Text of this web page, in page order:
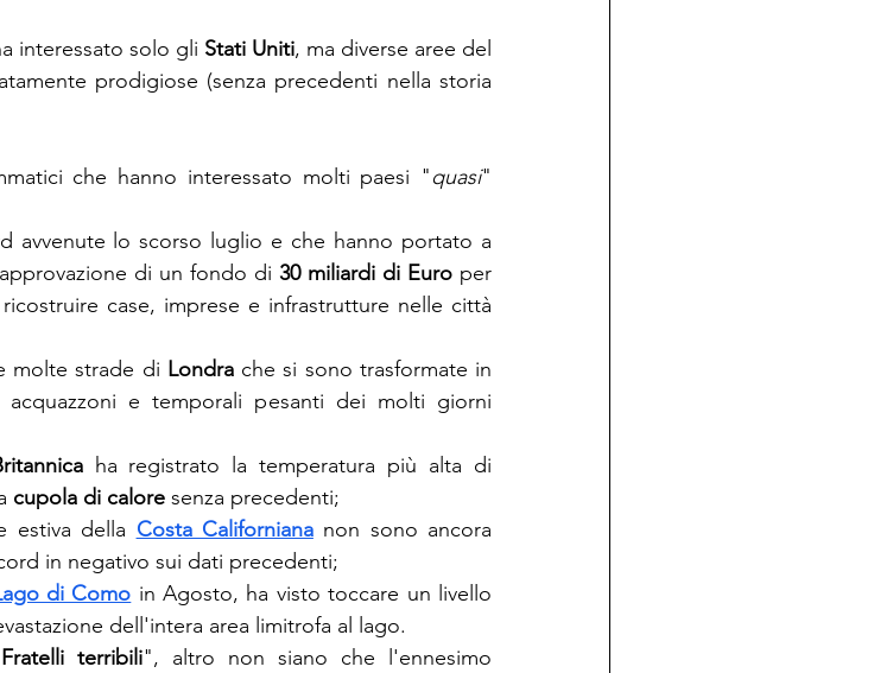
interessato solo gli Stati Uniti, ma diverse aree del
prodigiose (senza precedenti nella storia
che hanno interessato molti paesi "quasi"
di un fondo di 30 miliardi di Euro per
case, imprese e infrastrutture nelle città
molte strade di Londra che si sono trasformate in
e temporali pesanti dei molti giorni
ha registrato la temperatura più alta di
cupola di calore senza precedenti;
estiva della Costa Californiana non sono ancora
in negativo sui dati precedenti;
di Como in Agosto, ha visto toccare un livello
dell'intera area limitrofa al lago.
Fratelli terribili", altro non siano che l'ennesimo